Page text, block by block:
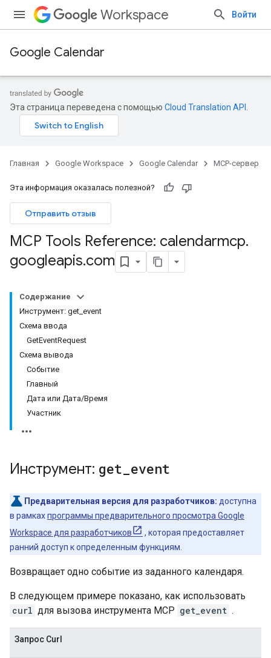
Workspace Войти
Google Calendar
Эта страница переведена с помощью Cloud Translation API
Главная Google Workspace Google Calendar MCP-сервер
Эта информация оказалась полезной?
Отправить отзыв
MCP Tools Reference: calendarmcp.
googleapis.com
Содержание
Инструмент: get_event
Схема ввода
GetEventRequest
Схема вывода
Событие
Главный
Дата или Дата/Время
Участник
Инструмент: get event
Предварительная версия для разработчиков: доступна
в рамкахпрограммы предварительного просмотра Google
Workspace для разработчиков
, которая предоставляет
ранний доступ к определенным функциям.
Возвращает одно событие из заданного календаря.
В следующем примере показано, как использовать
curl для вызова инструмента MCP get_event .
Запрос Curl